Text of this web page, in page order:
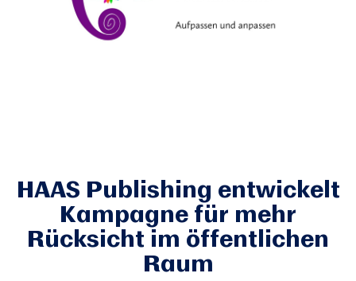
HAAS Publishing entwickelt
Kampagne für mehr
Rücksicht im öffentlichen
Raum